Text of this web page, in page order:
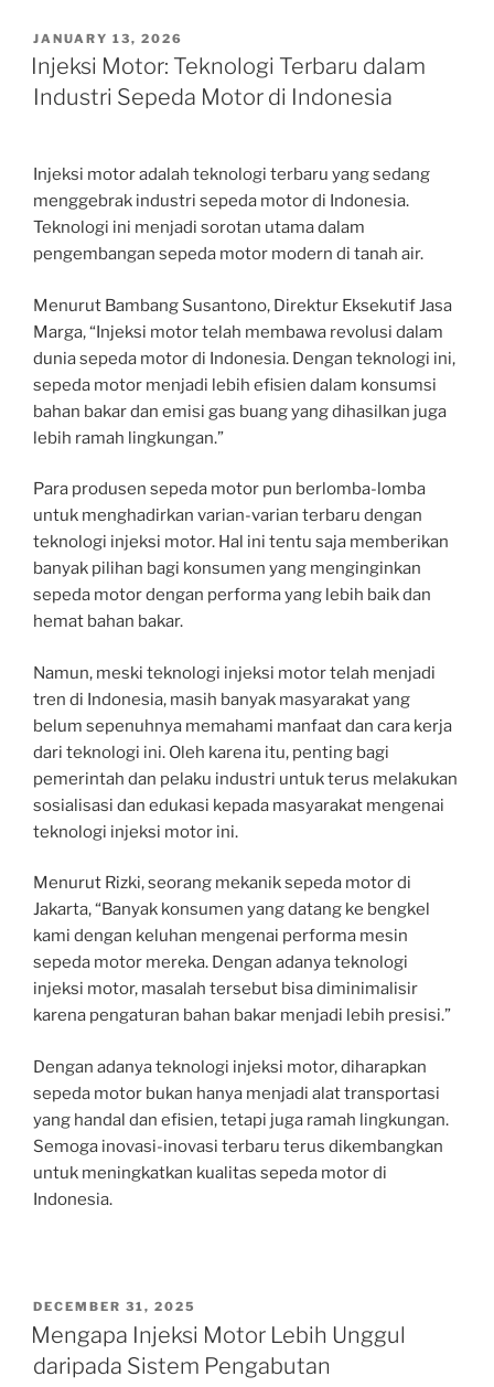
POSTED
ON
JANUARY 13, 2026
Injeksi Motor: Teknologi Terbaru dalam
Industri Sepeda Motor di Indonesia
Injeksi motor adalah teknologi terbaru yang sedang
menggebrak industri sepeda motor di Indonesia.
Teknologi ini menjadi sorotan utama dalam
pengembangan sepeda motor modern di tanah air.
Menurut Bambang Susantono, Direktur Eksekutif Jasa
Marga, “Injeksi motor telah membawa revolusi dalam
dunia sepeda motor di Indonesia. Dengan teknologi ini,
sepeda motor menjadi lebih efisien dalam konsumsi
bahan bakar dan emisi gas buang yang dihasilkan juga
lebih ramah lingkungan.”
Para produsen sepeda motor pun berlomba-lomba
untuk menghadirkan varian-varian terbaru dengan
teknologi injeksi motor. Hal ini tentu saja memberikan
banyak pilihan bagi konsumen yang menginginkan
sepeda motor dengan performa yang lebih baik dan
hemat bahan bakar.
Namun, meski teknologi injeksi motor telah menjadi
tren di Indonesia, masih banyak masyarakat yang
belum sepenuhnya memahami manfaat dan cara kerja
dari teknologi ini. Oleh karena itu, penting bagi
pemerintah dan pelaku industri untuk terus melakukan
sosialisasi dan edukasi kepada masyarakat mengenai
teknologi injeksi motor ini.
Menurut Rizki, seorang mekanik sepeda motor di
Jakarta, “Banyak konsumen yang datang ke bengkel
kami dengan keluhan mengenai performa mesin
sepeda motor mereka. Dengan adanya teknologi
injeksi motor, masalah tersebut bisa diminimalisir
karena pengaturan bahan bakar menjadi lebih presisi.”
Dengan adanya teknologi injeksi motor, diharapkan
sepeda motor bukan hanya menjadi alat transportasi
yang handal dan efisien, tetapi juga ramah lingkungan.
Semoga inovasi-inovasi terbaru terus dikembangkan
untuk meningkatkan kualitas sepeda motor di
Indonesia.
POSTED
ON
DECEMBER 31, 2025
Mengapa Injeksi Motor Lebih Unggul
daripada Sistem Pengabutan